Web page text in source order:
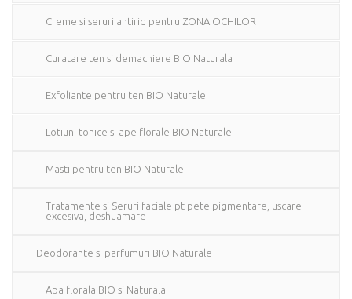
Creme si seruri antirid pentru ZONA OCHILOR
Curatare ten si demachiere BIO Naturala
Exfoliante pentru ten BIO Naturale
Lotiuni tonice si ape florale BIO Naturale
Masti pentru ten BIO Naturale
Tratamente si Seruri faciale pt pete pigmentare, uscare
excesiva, deshuamare
Deodorante si parfumuri BIO Naturale
Apa florala BIO si Naturala